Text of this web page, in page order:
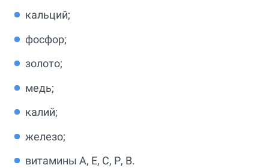
кальций;
фосфор;
золото;
медь;
калий;
железо;
витамины А, Е, С, Р, В.